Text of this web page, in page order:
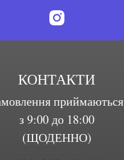
КОНТАКТИ
приймаються
з 9:00 до 18:00
(ЩОДЕННО)